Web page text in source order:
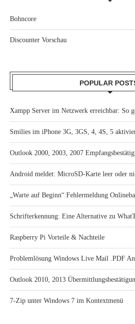
Bohncore
Discounter Vorschau
POPULAR
Xampp Server im Netzwerk erreichbar: So
Smilies im iPhone 3G, 3GS, 4, 4S, 5
Outlook 2000, 2003, 2007
Android meldet: MicroSD-Karte leer oder
„Warte auf Beginn“ Fehlermeldung
Schrifterkennung: Eine Alternative zu
Raspberry Pi Vorteile & Nachteile
Problemlösung Windows Live Mail .PDF
Outlook 2010, 2013
7-Zip unter Windows 7 im Kontextmenü